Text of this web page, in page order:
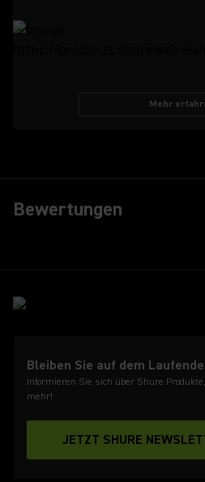
Mehr
Bewertungen
Bleiben Sie auf dem
Informieren Sie sich über Shure
mehr!
JETZT SHURE